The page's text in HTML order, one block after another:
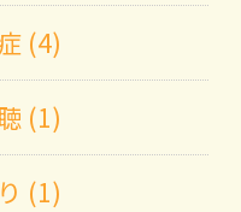
(4)
(1)
(1)